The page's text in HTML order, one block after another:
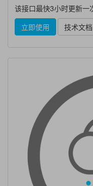
该接口最快3小时更新一
立即使用
技术文档